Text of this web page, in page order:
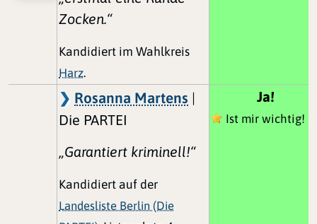
Zocken.“
Kandidiert im Wahlkreis
Harz.
Rosanna Martens |
Die PARTEI
„Garantiert kriminell!“
Kandidiert auf der
Landesliste Berlin (Die
Ja!
Ist mir wichtig!